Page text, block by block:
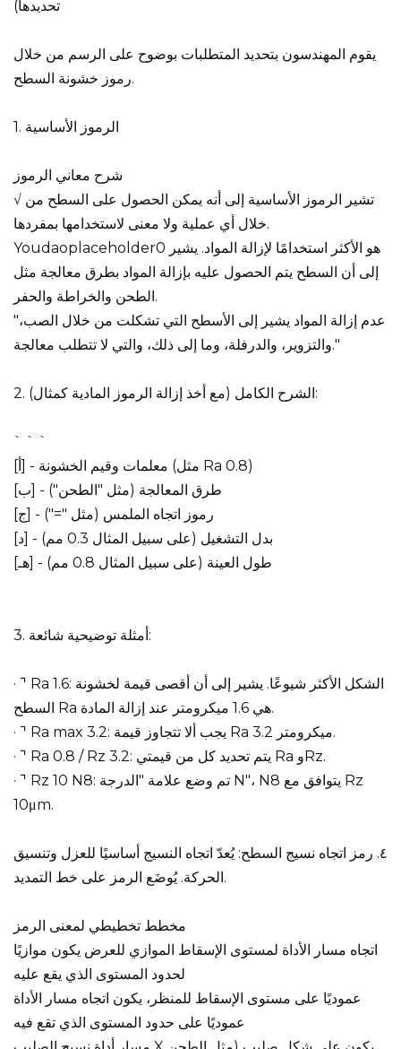
تحديدها)
يقوم المهندسون بتحديد المتطلبات بوضوح على الرسم من خلال
رموز خشونة السطح.
1. الرموز الأساسية
شرح معاني الرموز
√ تشير الرموز الأساسية إلى أنه يمكن الحصول على السطح من
خلال أي عملية ولا معنى لاستخدامها بمفردها.
Youdaoplaceholder0 هو الأكثر استخدامًا لإزالة المواد. يشير
إلى أن السطح يتم الحصول عليه بإزالة المواد بطرق معالجة مثل
الطحن والخراطة والحفر.
"عدم إزالة المواد يشير إلى الأسطح التي تشكلت من خلال الصب،
والتزوير، والدرفلة، وما إلى ذلك، والتي لا تتطلب معالجة."
2. الشرح الكامل (مع أخذ إزالة الرموز المادية كمثال):
` ` `
[أ] - معلمات وقيم الخشونة (مثل Ra 0.8)
[ب] - طرق المعالجة (مثل "الطحن")
[ج] - رموز اتجاه الملمس (مثل "=")
[د] - بدل التشغيل (على سبيل المثال 0.3 مم)
[هـ] - طول العينة (على سبيل المثال 0.8 مم)
3. أمثلة توضيحية شائعة:
· ⌝ Ra 1.6: الشكل الأكثر شيوعًا. يشير إلى أن أقصى قيمة لخشونة
السطح Ra هي 1.6 ميكرومتر عند إزالة المادة.
· ⌝ Ra max 3.2: يجب ألا تتجاوز قيمة Ra 3.2 ميكرومتر.
· ⌝ Ra 0.8 / Rz 3.2: يتم تحديد كل من قيمتي Ra وRz.
· ⌝ Rz 10 N8: تم وضع علامة "الدرجة N"، N8 يتوافق مع Rz
10μm.
٤. رمز اتجاه نسيج السطح: يُعدّ اتجاه النسيج أساسيًا للعزل وتنسيق
الحركة. يُوضَع الرمز على خط التمديد.
مخطط تخطيطي لمعنى الرمز
اتجاه مسار الأداة لمستوى الإسقاط الموازي للعرض يكون موازيًا
لحدود المستوى الذي يقع عليه
عموديًا على مستوى الإسقاط للمنظر، يكون اتجاه مسار الأداة
عموديًا على حدود المستوى الذي تقع فيه